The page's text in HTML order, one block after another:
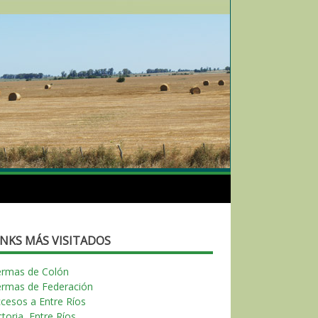
MÁS VISITADOS
de Colón
de Federación
a Entre Ríos